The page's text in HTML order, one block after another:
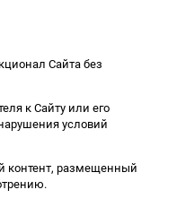
Сайта без
к Сайту или его
условий
контент, размещенный